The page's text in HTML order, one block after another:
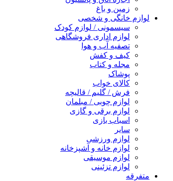
زمین و باغ
لوازم خانگی و شخصی
سیسمونی / لوازم کودک
لوازم اداری فروشگاهی
تصفیه آب و هوا
کیف و کفش
مجله و کتاب
پوشاک
کالای خواب
فرش / گلیم / قالیچه
لوازم چوبی / مبلمان
لوازم برقی و گازی
اسباب بازی
سایر
لوازم ورزشی
لوازم خانه و آشپزخانه
لوازم موسیقی
لوازم تزئینی
متفرقه